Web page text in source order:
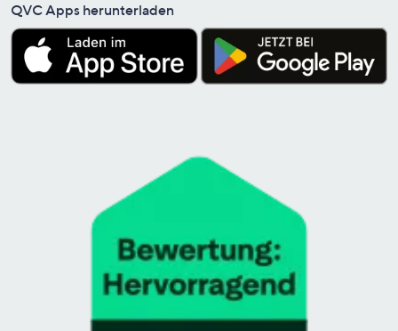
QVC Apps herunterladen